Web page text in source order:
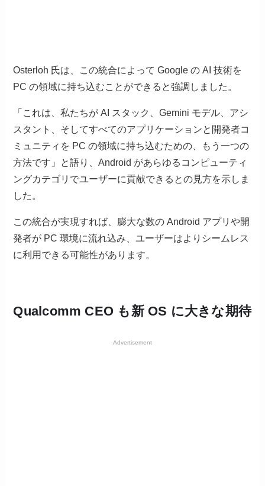
Osterloh 氏は、この統合によって Google の AI 技術を
PC の領域に持ち込むことができると強調しました。
「これは、私たちが AI スタック、Gemini モデル、アシ
スタント、そしてすべてのアプリケーションと開発者コ
ミュニティを PC の領域に持ち込むための、もう一つの
方法です」と語り、Android があらゆるコンピューティ
ングカテゴリでユーザーに貢献できるとの見方を示しま
した。
この統合が実現すれば、膨大な数の Android アプリや開
発者が PC 環境に流れ込み、ユーザーはよりシームレス
に利用できる可能性があります。
Qualcomm CEO も新 OS に大きな期待
Advertisement